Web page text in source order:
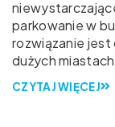
parkowanie w
rozwiązanie jest
dużych
CZYTAJ WIĘCEJ